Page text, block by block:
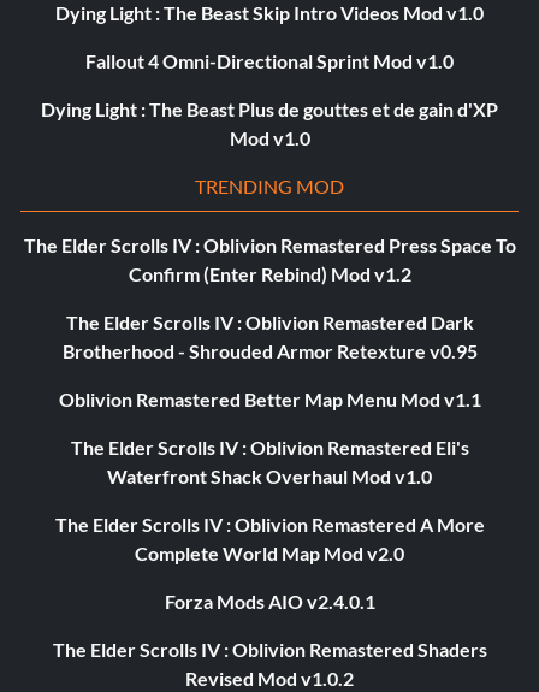
Dying Light : The Beast Skip Intro Videos Mod v1.0
Fallout 4 Omni-Directional Sprint Mod v1.0
Dying Light : The Beast Plus de gouttes et de gain d'XP
Mod v1.0
TRENDING MOD
The Elder Scrolls IV : Oblivion Remastered Press Space To
Confirm (Enter Rebind) Mod v1.2
The Elder Scrolls IV : Oblivion Remastered Dark
Brotherhood - Shrouded Armor Retexture v0.95
Oblivion Remastered Better Map Menu Mod v1.1
The Elder Scrolls IV : Oblivion Remastered Eli's
Waterfront Shack Overhaul Mod v1.0
The Elder Scrolls IV : Oblivion Remastered A More
Complete World Map Mod v2.0
Forza Mods AIO v2.4.0.1
The Elder Scrolls IV : Oblivion Remastered Shaders
Revised Mod v1.0.2